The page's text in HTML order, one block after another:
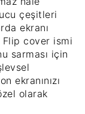
çeşitleri
ekranı
Flip cover ismi
sarması için
ekranınızı
olarak